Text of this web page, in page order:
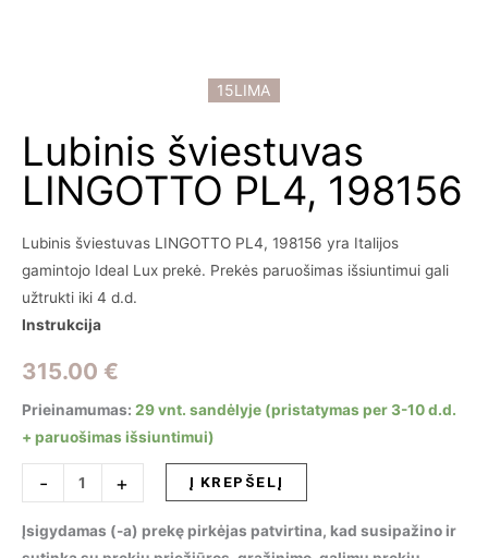
15LIMA
Lubinis šviestuvas
LINGOTTO PL4, 198156
Lubinis šviestuvas LINGOTTO PL4, 198156 yra Italijos
gamintojo Ideal Lux prekė. Prekės paruošimas išsiuntimui gali
užtrukti iki 4 d.d.
Instrukcija
315.00 €
Prieinamumas: 29 vnt. sandėlyje (pristatymas per 3-10 d.d.
+ paruošimas išsiuntimui)
-
produkto
kiekis:
Lubinis
+ Į KREPŠELĮ
Įsigydamas (-a) prekę pirkėjas patvirtina, kad susipažino ir